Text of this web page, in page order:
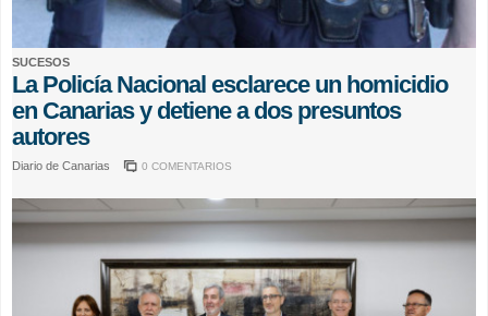
SUCESOS
La Policía Nacional esclarece un homicidio
en Canarias y detiene a dos presuntos
autores
Diario de Canarias 0 COMENTARIOS